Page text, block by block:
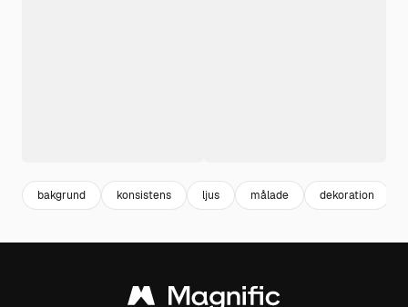
bakgrund konsistens ljus målade dekoration